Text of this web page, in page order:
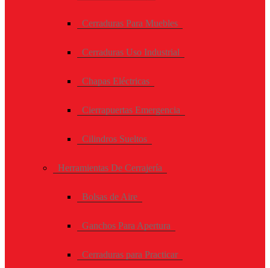
Cerraduras Para Muebles
Cerraduras Uso Industrial
Chapas Eléctricas
Cierrapuertas Emergencia
Cilindros Sueltos
Herramientas De Cerrajería
Bolsas de Aire
Ganchos Para Apertura
Cerraduras para Practicar